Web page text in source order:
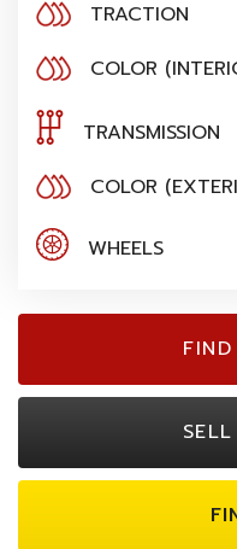
TRACTION
COLOR
TRANSMISSION
COLOR
WHEELS